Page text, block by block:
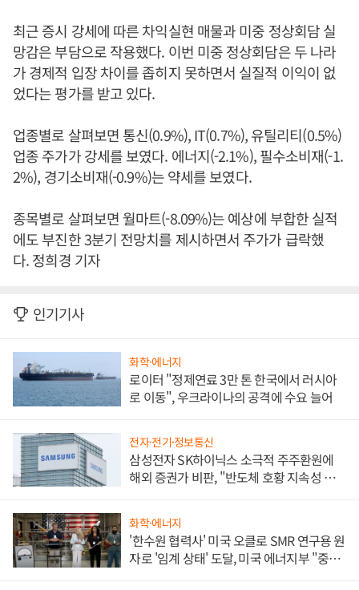
최근 증시 강세에 따른 차익실현 매물과 미중 정상회담 실
망감은 부담으로 작용했다. 이번 미중 정상회담은 두 나라
가 경제적 입장 차이를 좁히지 못하면서 실질적 이익이 없
었다는 평가를 받고 있다.
업종별로 살펴보면 통신(0.9%), IT(0.7%), 유틸리티(0.5%)
업종 주가가 강세를 보였다. 에너지(-2.1%), 필수소비재(-1.
2%), 경기소비재(-0.9%)는 약세를 보였다.
종목별로 살펴보면 월마트(-8.09%)는 예상에 부합한 실적
에도 부진한 3분기 전망치를 제시하면서 주가가 급락했
다. 정희경 기자
인기기사
화학·에너지
로이터 "정제연료 3만 톤 한국에서 러시아
로 이동", 우크라이나의 공격에 수요 늘어
전자·전기·정보통신
삼성전자 SK하이닉스 소극적 주주환원에
해외 증권가 비판, "반도체 호황 지속성 의
화학·에너지
'한수원 협력사' 미국 오클로 SMR 연구용 원
자로 '임계 상태' 도달, 미국 에너지부 "중요